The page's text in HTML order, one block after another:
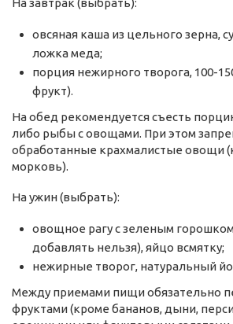
овсяная каша из цельного зерна,
ложка меда;
порция нежирного творога, 100-
фрукт).
На обед рекомендуется съесть
либо рыбы с овощами. При этом
обработанные крахмалистые овощи
морковь).
На ужин (выбрать):
овощное рагу с зеленым
добавлять нельзя), яйцо всмятку;
нежирные творог, натуральный
Между приемами пищи обязательно
фруктами (кроме бананов, дыни,